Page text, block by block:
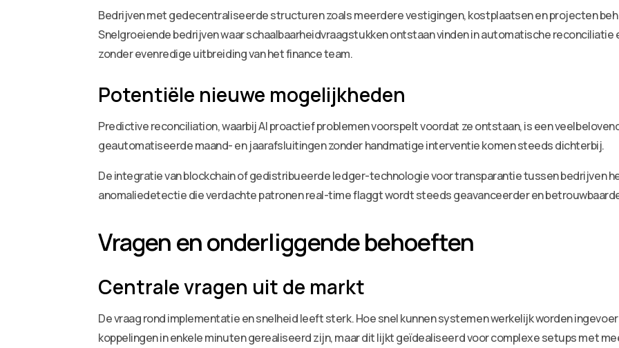
Bedrijven met gedecentraliseerde structuren zoals meerdere vestigingen, kostplaatsen en projecten
Snelgroeiende bedrijven waar schaalbaarheidvraagstukken ontstaan vinden in automatische
zonder evenredige uitbreiding van het finance team.
Potentiële nieuwe mogelijkheden
Predictive reconciliation, waarbij AI proactief problemen voorspelt voordat ze ontstaan, is een
geautomatiseerde maand- en jaarafsluitingen zonder handmatige interventie komen steeds dichterbij.
De integratie van blockchain of gedistribueerde ledger-technologie voor transparantie tussen bedrijven
anomaliedetectie die verdachte patronen real-time flaggt wordt steeds geavanceerder en
Vragen en onderliggende behoeften
Centrale vragen uit de markt
De vraag rond implementatie en snelheid leeft sterk. Hoe snel kunnen systemen werkelijk worden
koppelingen in enkele minuten gerealiseerd zijn, maar dit lijkt geïdealiseerd voor complexe setups met